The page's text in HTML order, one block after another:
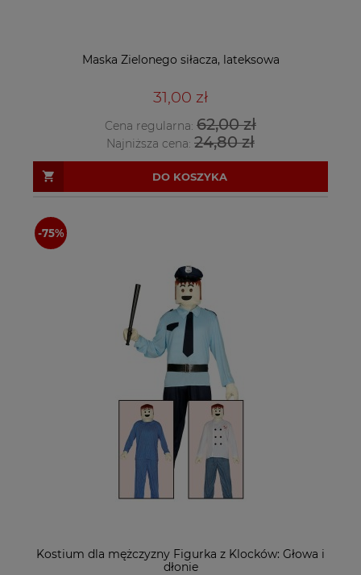
Maska Zielonego siłacza, lateksowa
31,00 zł
Cena regularna: 62,00 zł
Najniższa cena: 24,80 zł
DO KOSZYKA
Kostium dla mężczyzny Figurka z Klocków: Głowa i
dłonie